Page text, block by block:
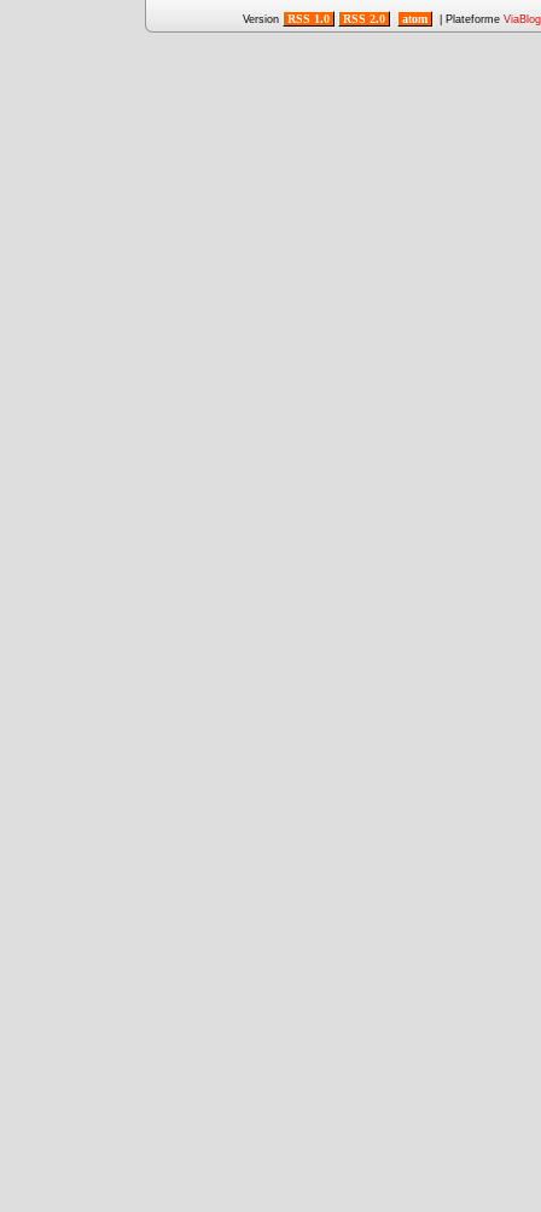
Version RSS 1.0 RSS 2.0 atom | Plateforme